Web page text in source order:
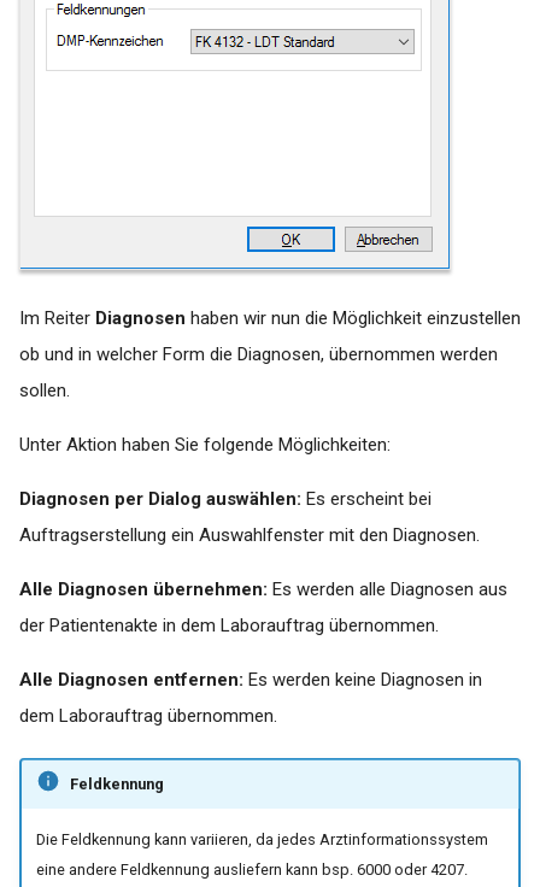
Im Reiter Diagnosen haben wir nun die Möglichkeit einzustellen
ob und in welcher Form die Diagnosen, übernommen werden
sollen.
Unter Aktion haben Sie folgende Möglichkeiten:
Diagnosen per Dialog auswählen: Es erscheint bei
Auftragserstellung ein Auswahlfenster mit den Diagnosen.
Alle Diagnosen übernehmen: Es werden alle Diagnosen aus
der Patientenakte in dem Laborauftrag übernommen.
Alle Diagnosen entfernen: Es werden keine Diagnosen in
dem Laborauftrag übernommen.
Feldkennung
Die Feldkennung kann variieren, da jedes Arztinformationssystem
eine andere Feldkennung ausliefern kann bsp. 6000 oder 4207.